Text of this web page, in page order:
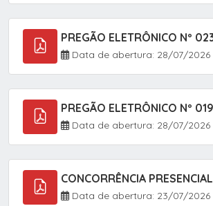
Data de abertura: 28/07/2026
Data de abertura: 28/07/2026
Data de abertura: 23/07/2026